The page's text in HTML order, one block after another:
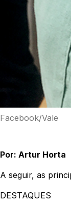
Facebook/Vale
Por: Artur Horta
A seguir, as
DESTAQUES